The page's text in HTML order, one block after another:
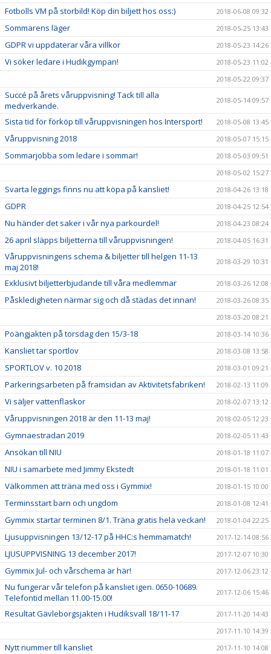
Fotbolls VM på storbild! Köp din biljett hos oss:) 2018-06-08 09:32
Sommarens läger 2018-05-25 13:43
GDPR vi uppdaterar våra villkor 2018-05-23 14:26
Vi söker ledare i Hudikgympan!
2018-05-23 11:02
2018-05-22 09:37
Succé på årets våruppvisning! Tack till alla
medverkande.
2018-05-14 09:57
Sista tid för förköp till våruppvisningen hos Intersport! 2018-05-08 13:45
Våruppvisning 2018 2018-05-07 15:15
Sommarjobba som ledare i sommar!
2018-05-03 09:51
2018-05-02 15:27
Svarta leggings finns nu att köpa på kansliet! 2018-04-26 13:18
GDPR 2018-04-25 12:54
Nu händer det saker i vår nya parkourdel! 2018-04-23 08:24
26 april släpps biljetterna till våruppvisningen! 2018-04-05 16:31
Våruppvisningens schema & biljetter till helgen 11-13
maj 2018!
2018-03-29 10:31
Exklusivt biljetterbjudande till våra medlemmar 2018-03-26 12:08
Påskledigheten närmar sig och då städas det innan!
2018-03-26 08:35
2018-03-20 08:21
Poängjakten på torsdag den 15/3-18 2018-03-14 10:36
Kansliet tar sportlov 2018-03-08 13:58
SPORTLOV v. 10 2018 2018-03-01 09:21
Parkeringsarbeten på framsidan av Aktivitetsfabriken! 2018-02-13 11:09
Vi säljer vattenflaskor 2018-02-07 13:12
Våruppvisningen 2018 är den 11-13 maj! 2018-02-05 12:23
Gymnaestradan 2019 2018-02-05 11:43
Ansökan till NIU 2018-01-18 11:07
NIU i samarbete med Jimmy Ekstedt 2018-01-18 11:01
Välkommen att träna med oss i Gymmix! 2018-01-15 10:00
Terminsstart barn och ungdom 2018-01-08 12:41
Gymmix startar terminen 8/1. Träna gratis hela veckan! 2018-01-04 22:25
Ljusuppvisningen 13/12-17 på HHC:s hemmamatch! 2017-12-14 08:56
LJUSUPPVISNING 13 december 2017! 2017-12-07 10:30
Gymmix Jul- och vårschema är här! 2017-12-06 23:12
Nu fungerar vår telefon på kansliet igen. 0650-10689.
Telefontid mellan 11.00-15.00!
2017-12-06 15:46
Resultat Gävleborgsjakten i Hudiksvall 18/11-17
2017-11-20 14:43
2017-11-10 14:39
Nytt nummer till kansliet 2017-11-10 14:08